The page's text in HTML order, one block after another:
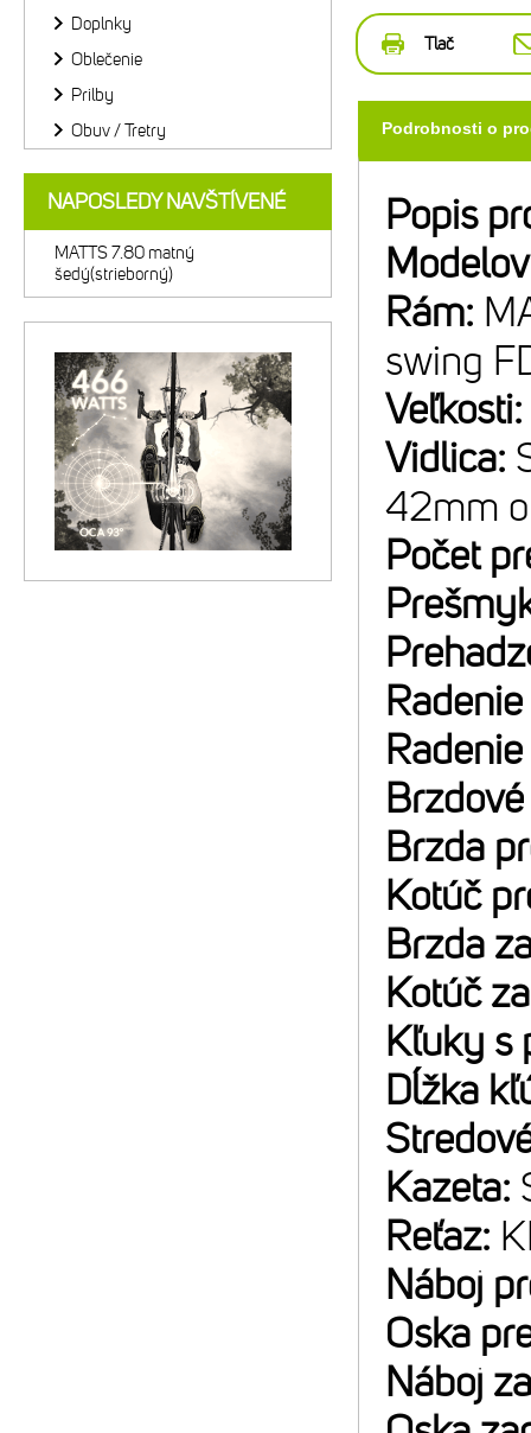
Tlač
Podrobnosti o
Popis
Rám:
swing
Veľkosti:
Vidlica:
42mm
Počet
Brzda
Kotúč
Brzda
Kotúč
Kľuky s
Dĺžka
Kazeta:
Reťaz:
Náboj
Oska
Náboj
Doplnky
Oblečenie
Prilby
Obuv / Tretry
NAPOSLEDY NAVŠTÍVENÉ
MATTS 7.80 matný
šedý(strieborný)